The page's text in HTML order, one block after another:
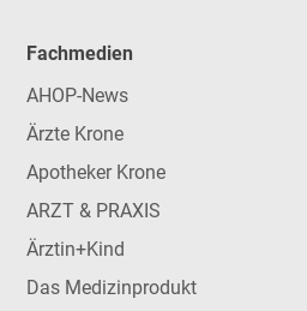
Fachmedien
AHOP-News
Ärzte Krone
Apotheker Krone
ARZT & PRAXIS
Ärztin+Kind
Das Medizinprodukt